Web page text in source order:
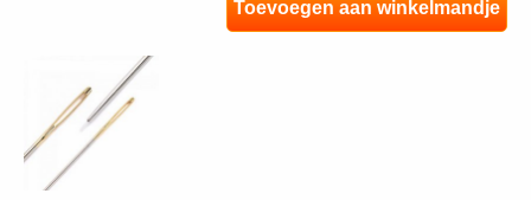
Toevoegen aan winkelmandje